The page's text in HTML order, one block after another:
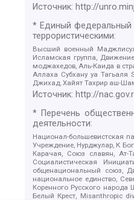
Источник: http://
* Единый федеральный
террористическими:
Высший военный
Исламская группа,
моджахедов, Аль-Каида в
Аллаха Субхану уа
Джихад, Хайят Тахрир аш-
Источник: http://
* Перечень
деятельности:
Национал-большевистская
Учреждение, Нурджулар, К
Карачая, Союз славян, Ат-
Социалистическая
общенациональный союз,
национальное единство,
Коренного Русского народа
Белый Крест, Misanthropic